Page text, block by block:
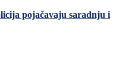
pojačavaju saradnju i